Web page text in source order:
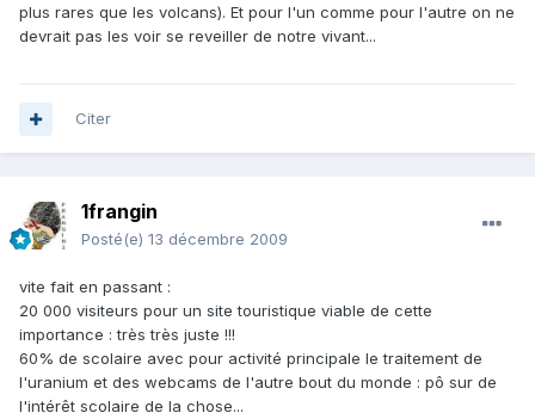
plus rares que les volcans). Et pour l'un comme pour l'autre on ne
devrait pas les voir se reveiller de notre vivant...
Citer
1frangin
Posté(e) 13 décembre 2009
vite fait en passant :
20 000 visiteurs pour un site touristique viable de cette
importance : très très juste !!!
60% de scolaire avec pour activité principale le traitement de
l'uranium et des webcams de l'autre bout du monde : pô sur de
l'intérêt scolaire de la chose...